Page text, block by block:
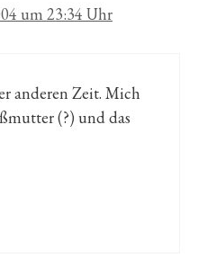
um 23:34 Uhr
anderen Zeit. Mich
(?) und das